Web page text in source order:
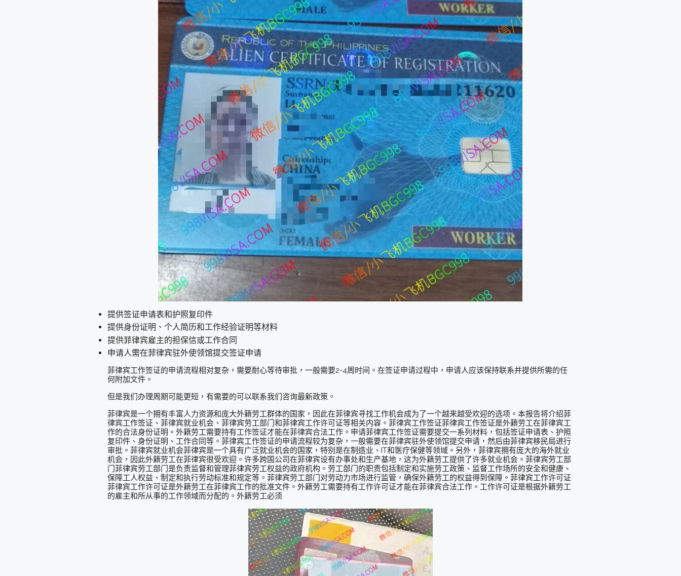
提供签证申请表和护照复印件
提供身份证明、个人简历和工作经验证明等材料
提供菲律宾雇主的担保信或工作合同
申请人需在菲律宾驻外使领馆提交签证申请
菲律宾工作签证的申请流程相对复杂，需要耐心等待审批，一般需要2-4周时间。在签证申请过程中，申请人应该保持联系并提供所需的任
何附加文件。
但是我们办理周期可能更短，有需要的可以联系我们咨询最新政策。
菲律宾是一个拥有丰富人力资源和庞大外籍劳工群体的国家，因此在菲律宾寻找工作机会成为了一个越来越受欢迎的选项。本报告将介绍菲
律宾工作签证、菲律宾就业机会、菲律宾劳工部门和菲律宾工作许可证等相关内容。菲律宾工作签证菲律宾工作签证是外籍劳工在菲律宾工
作的合法身份证明。外籍劳工需要持有工作签证才能在菲律宾合法工作。申请菲律宾工作签证需要提交一系列材料，包括签证申请表、护照
复印件、身份证明、工作合同等。菲律宾工作签证的申请流程较为复杂，一般需要在菲律宾驻外使领馆提交申请，然后由菲律宾移民局进行
审批。菲律宾就业机会菲律宾是一个具有广泛就业机会的国家，特别是在制造业、IT和医疗保健等领域。另外，菲律宾拥有庞大的海外就业
机会，因此外籍劳工在菲律宾很受欢迎。许多跨国公司在菲律宾设有办事处和生产基地，这为外籍劳工提供了许多就业机会。菲律宾劳工部
门菲律宾劳工部门是负责监督和管理菲律宾劳工权益的政府机构。劳工部门的职责包括制定和实施劳工政策、监督工作场所的安全和健康、
保障工人权益、制定和执行劳动标准和规定等。菲律宾劳工部门对劳动力市场进行监管，确保外籍劳工的权益得到保障。菲律宾工作许可证
菲律宾工作许可证是外籍劳工在菲律宾工作的批准文件。外籍劳工需要持有工作许可证才能在菲律宾合法工作。工作许可证是根据外籍劳工
的雇主和所从事的工作领域而分配的。外籍劳工必须